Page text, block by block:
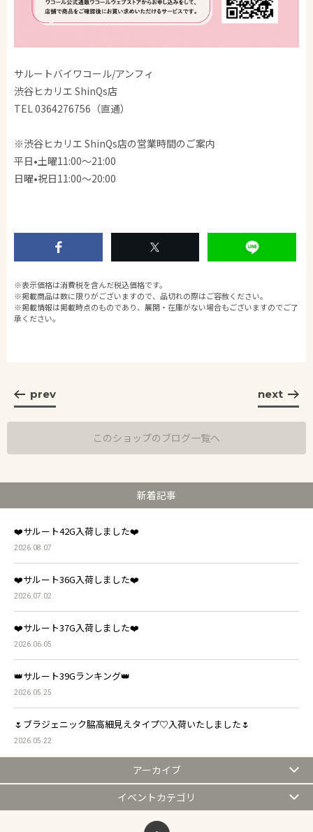
サルートバイワコール/アンフィ
渋谷ヒカリエ ShinQs店
TEL 0364276756（直通）
※渋谷ヒカリエ ShinQs店の営業時間のご案内
平日•土曜11:00〜21:00
日曜•祝日11:00〜20:00
※表示価格は消費税を含んだ税込価格です。
※掲載商品は数に限りがございますので、品切れの際はご容赦ください。
※掲載情報は掲載時点のものであり、展開・在庫がない場合もございますのでご了
承ください。
prev next
このショップのブログ一覧へ
新着記事
❤️サルート42G入荷しました❤️
2026.08.07
❤️サルート36G入荷しました❤️
2026.07.02
❤️サルート37G入荷しました❤️
2026.06.05
👑サルート39Gランキング👑
2026.05.25
🌷ブラジェニック脇高細見えタイプ♡入荷いたしました🌷
2026.05.22
アーカイブ
イベントカテゴリ